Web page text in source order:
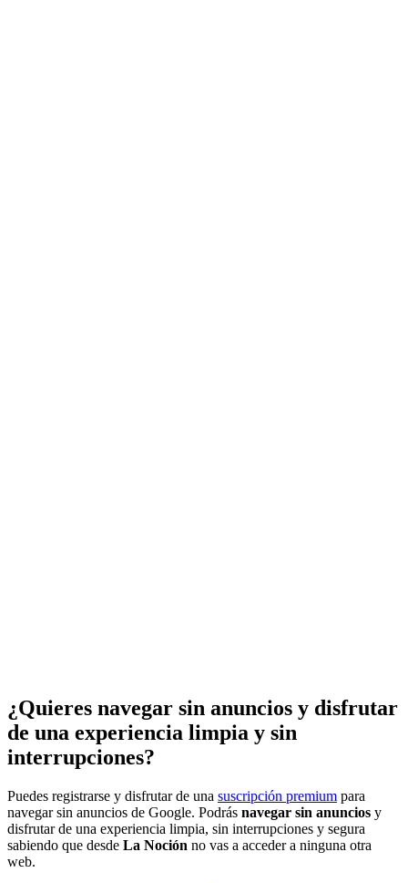
¿Quieres navegar sin anuncios y disfrutar
de una experiencia limpia y sin
interrupciones?
Puedes registrarse y disfrutar de una suscripción premium para
navegar sin anuncios de Google. Podrás navegar sin anuncios y
disfrutar de una experiencia limpia, sin interrupciones y segura
sabiendo que desde La Noción no vas a acceder a ninguna otra
web.